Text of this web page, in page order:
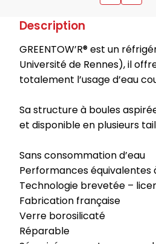
Description
GREENTOW’R® est un
Université de Rennes), il
totalement l’usage d’eau
Sa structure à boules
et disponible en plusieurs
Sans consommation d’eau
Performances équivalentes
Technologie brevetée –
Fabrication française
Verre borosilicaté
Réparable